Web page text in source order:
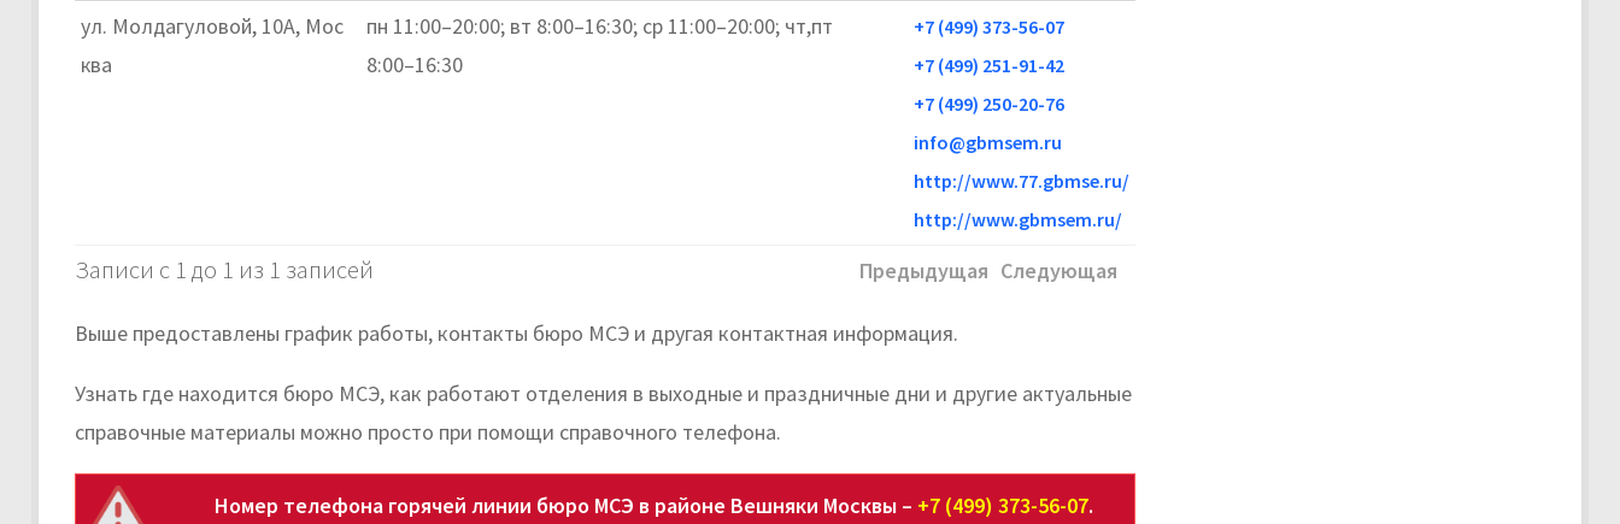
ул. Молдагуловой, 10А, Мос
ква
пн 11:00–20:00; вт 8:00–16:30; ср 11:00–20:00; чт,пт
8:00–16:30
+7 (499) 373-56-07
+7 (499) 251-91-42
+7 (499) 250-20-76
info@gbmsem.ru
http://www.77.gbmse.ru/
http://www.gbmsem.ru/
Записи с 1 до 1 из 1 записей Предыдущая Следующая
Выше предоставлены график работы, контакты бюро МСЭ и другая контактная информация.
Узнать где находится бюро МСЭ, как работают отделения в выходные и праздничные дни и другие актуальные
справочные материалы можно просто при помощи справочного телефона.
Номер телефона горячей линии бюро МСЭ в районе Вешняки Москвы – +7 (499) 373-56-07.